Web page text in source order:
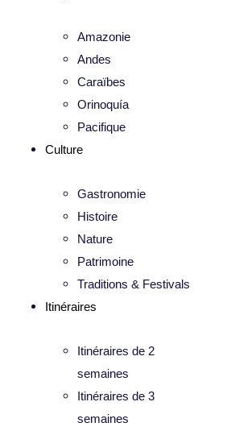
Amazonie
Andes
Caraïbes
Orinoquía
Pacifique
Culture
Gastronomie
Histoire
Nature
Patrimoine
Traditions & Festivals
Itinéraires
Itinéraires de 2
semaines
Itinéraires de 3
semaines